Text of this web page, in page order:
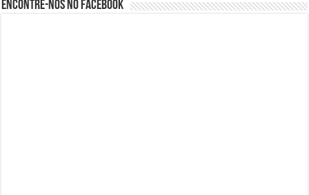
Encontre-nos no Facebook